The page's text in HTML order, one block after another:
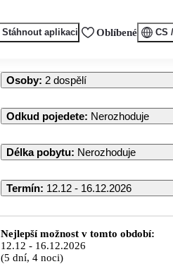
Stáhnout aplikaci Oblíbené CS
Osoby: 2 dospělí
Odkud pojedete: Nerozhoduje
Délka pobytu: Nerozhoduje
Termín: 12.12 - 16.12.2026
Nejlepší možnost v tomto období:
12.12 - 16.12.2026
(5 dní, 4 noci)